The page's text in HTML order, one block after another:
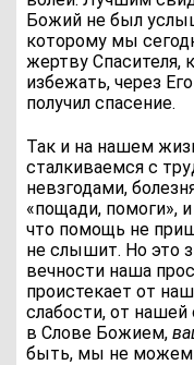
Божий не был
которому мы
жертву Спасителя,
избежать, через
получил спасение.
Так и на нашем
сталкиваемся с
невзгодами,
«пощади, помоги»,
что помощь не
не слышит. Но это
вечности наша
проистекает от
слабости, от нашей
в Слове Божием,
быть, мы не можем